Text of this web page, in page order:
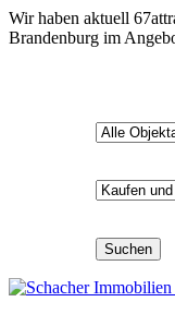
Wir haben aktuell 67
Brandenburg im
Suchen